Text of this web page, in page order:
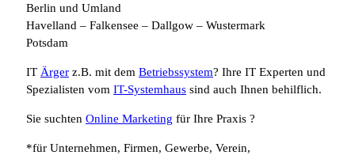
Berlin und Umland
Havelland – Falkensee – Dallgow – Wustermark
Potsdam
IT Ärger z.B. mit dem Betriebssystem? Ihre IT Experten und
Spezialisten vom IT-Systemhaus sind auch Ihnen behilflich.
Sie suchten Online Marketing für Ihre Praxis ?
*für Unternehmen, Firmen, Gewerbe, Verein,